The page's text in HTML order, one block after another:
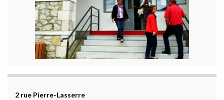
2 rue Pierre-Lasserre